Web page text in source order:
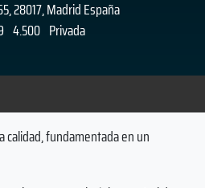
28017, Madrid España
4.500 Privada
calidad, fundamentada en un